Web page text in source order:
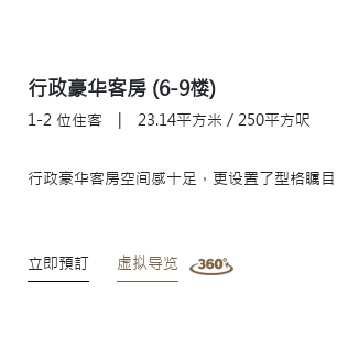
行政豪华客房 (6-9楼)
1-2 位住客 23.14平方米 / 250平方呎
行政豪华客房空间感十足，更设置了型格瞩
立即預訂 虚拟导览